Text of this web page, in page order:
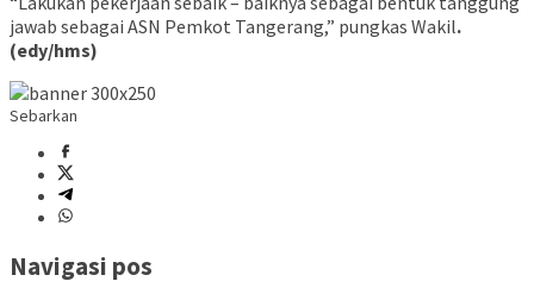
jawab sebagai ASN Pemkot Tangerang,” pungkas Wakil.
(edy/hms)
Sebarkan
Navigasi pos